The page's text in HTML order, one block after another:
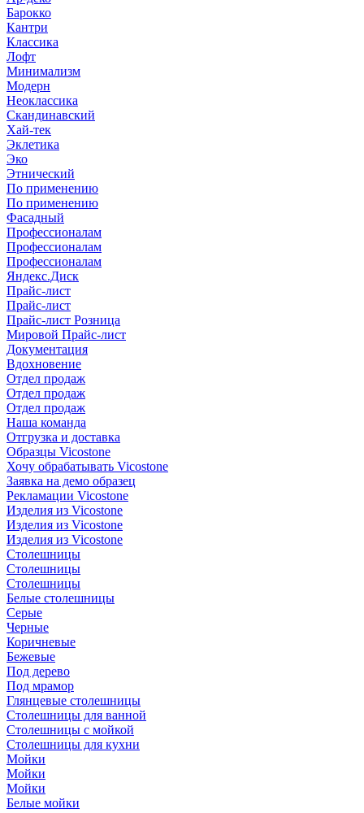
Барокко
Кантри
Классика
Лофт
Минимализм
Модерн
Неоклассика
Скандинавский
Хай-тек
Эклетика
Эко
Этнический
По применению
По применению
Фасадный
Профессионалам
Профессионалам
Профессионалам
Яндекс.Диск
Прайс-лист
Прайс-лист
Прайс-лист Розница
Мировой Прайс-лист
Документация
Вдохновение
Отдел продаж
Отдел продаж
Отдел продаж
Наша команда
Отгрузка и доставка
Образцы Vicostone
Хочу обрабатывать Vicostone
Заявка на демо образец
Рекламации Vicostone
Изделия из Vicostone
Изделия из Vicostone
Изделия из Vicostone
Столешницы
Столешницы
Столешницы
Белые столешницы
Серые
Черные
Коричневые
Бежевые
Под дерево
Под мрамор
Глянцевые столешницы
Столешницы для ванной
Столешницы с мойкой
Столешницы для кухни
Мойки
Мойки
Мойки
Белые мойки